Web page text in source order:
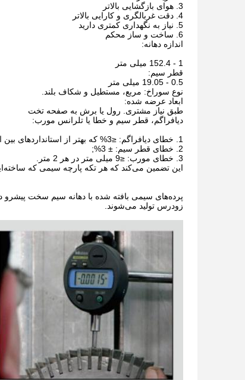
3. هوای بازگشایی بالاتر
4. دقت غربالگری و کارایی بالاتر
5. نیاز به نگهداری کمتری دارید
6. ساخت و ساز محکم
اندازه دهانه:
1 - 152.4 میلی متر
قطر سیم:
0.5 - 19.05 میلی متر
نوع سوراخ: مربع، مستطیل و شکاف بلند.
ابعاد عرضه شده:
طبق نیاز مشتری. رول یا برش به صفحه تخت
دیافراگم، قطر سیم و خطا یا تلرانس مورب:
1. خطای دیافراگم: ≤3% که بهتر از استانداردهای بین المللی است.
2. خطای قطر سیم: ± 3%;
3. خطای مورب: ≤9 میلی متر در هر 2 متر.
این تضمین می‌کند که هر تکه پارچه سیمی که
زودرس تولید می‌شوند.